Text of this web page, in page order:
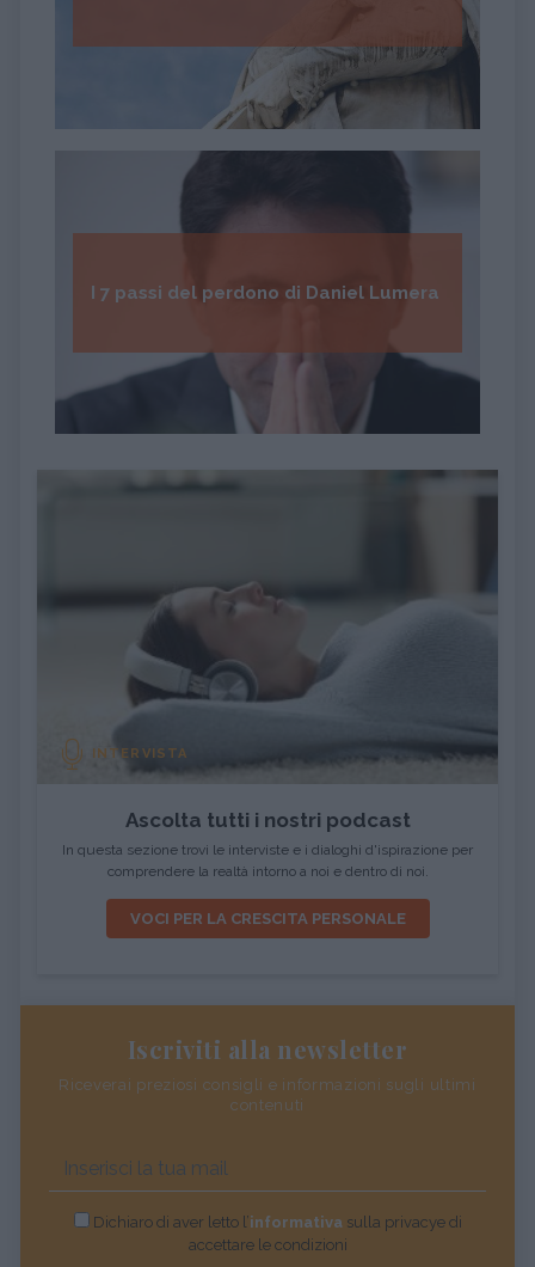
I 7 passi del perdono di Daniel Lumera
INTERVISTA
Ascolta tutti i nostri podcast
In questa sezione trovi le interviste e i dialoghi d'ispirazione per
comprendere la realtà intorno a noi e dentro di noi.
VOCI PER LA CRESCITA PERSONALE
Iscriviti alla newsletter
Riceverai preziosi consigli e informazioni sugli ultimi
contenuti
Dichiaro di aver letto l’informativa sulla privacye di
accettare le condizioni